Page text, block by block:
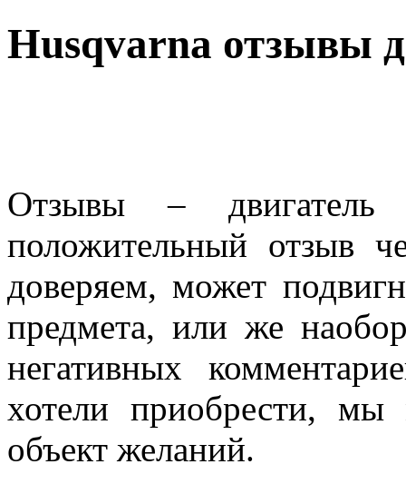
Husqvarna отзывы
Отзывы – двигатель
положительный отзыв
доверяем, может
предмета, или же
негативных
хотели приобрести, мы
объект желаний.